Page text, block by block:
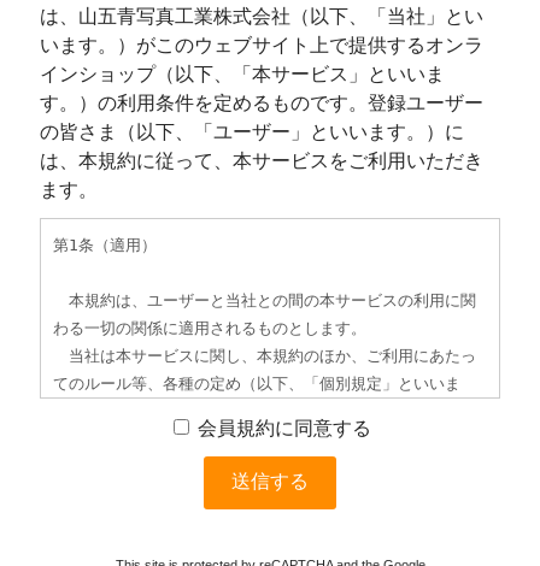
は、山五青写真工業株式会社（以下、「当社」とい
います。）がこのウェブサイト上で提供するオンラ
インショップ（以下、「本サービス」といいま
す。）の利用条件を定めるものです。登録ユーザー
の皆さま（以下、「ユーザー」といいます。）に
は、本規約に従って、本サービスをご利用いただき
ます。
会員規約に同意する